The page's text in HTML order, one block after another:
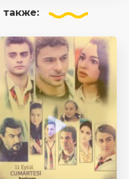
также: